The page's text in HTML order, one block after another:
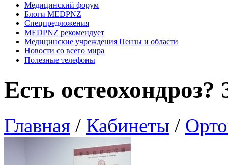
Медицинский форум
Блоги MEDPNZ
Спецпредложения
MEDPNZ рекомендует
Медицинские учреждения Пензы и области
Новости со всего мира
Полезные телефоны
Есть остеохондроз?
Главная / Кабинеты /